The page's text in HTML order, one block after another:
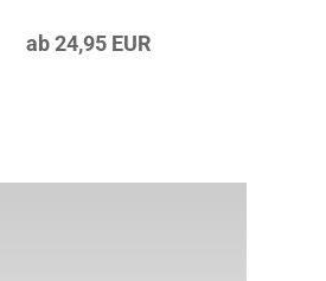
ab 24,95 EUR